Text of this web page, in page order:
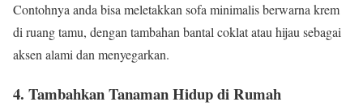
Contohnya anda bisa meletakkan sofa minimalis berwarna krem
di ruang tamu, dengan tambahan bantal coklat atau hijau sebagai
aksen alami dan menyegarkan.
4. Tambahkan Tanaman Hidup di Rumah